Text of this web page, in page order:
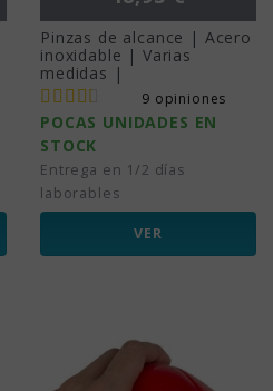
Pinzas de alcance | Acero
inoxidable | Varias
medidas |
9 opiniones
POCAS UNIDADES EN
STOCK
Entrega en 1/2 días
laborables
VER